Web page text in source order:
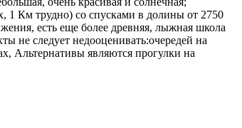
1 Км трудно) со спусками в долины от 2750
есть еще более древняя, лыжная школа
не следует недооценивать:очередей на
Альтернативы являются прогулки на